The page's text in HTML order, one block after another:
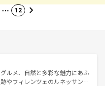
… 12
ルメ、自然と多彩な魅力にあふ
やフィレンツェのルネッサンス